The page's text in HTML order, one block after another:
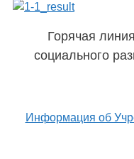
Горячая
социального
Информация об